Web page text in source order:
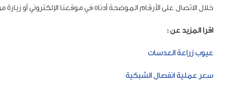
خلال الاتصال على الأرقام الموضحة أدناه في موقعنا الإلكتروني أو
اقرا المزيد عن :
عيوب زراعة العدسات
سعر عملية انفصال الشبكية